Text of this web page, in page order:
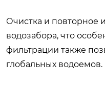
Очистка и повторное
водозабора, что
фильтрации также
глобальных водоемов.